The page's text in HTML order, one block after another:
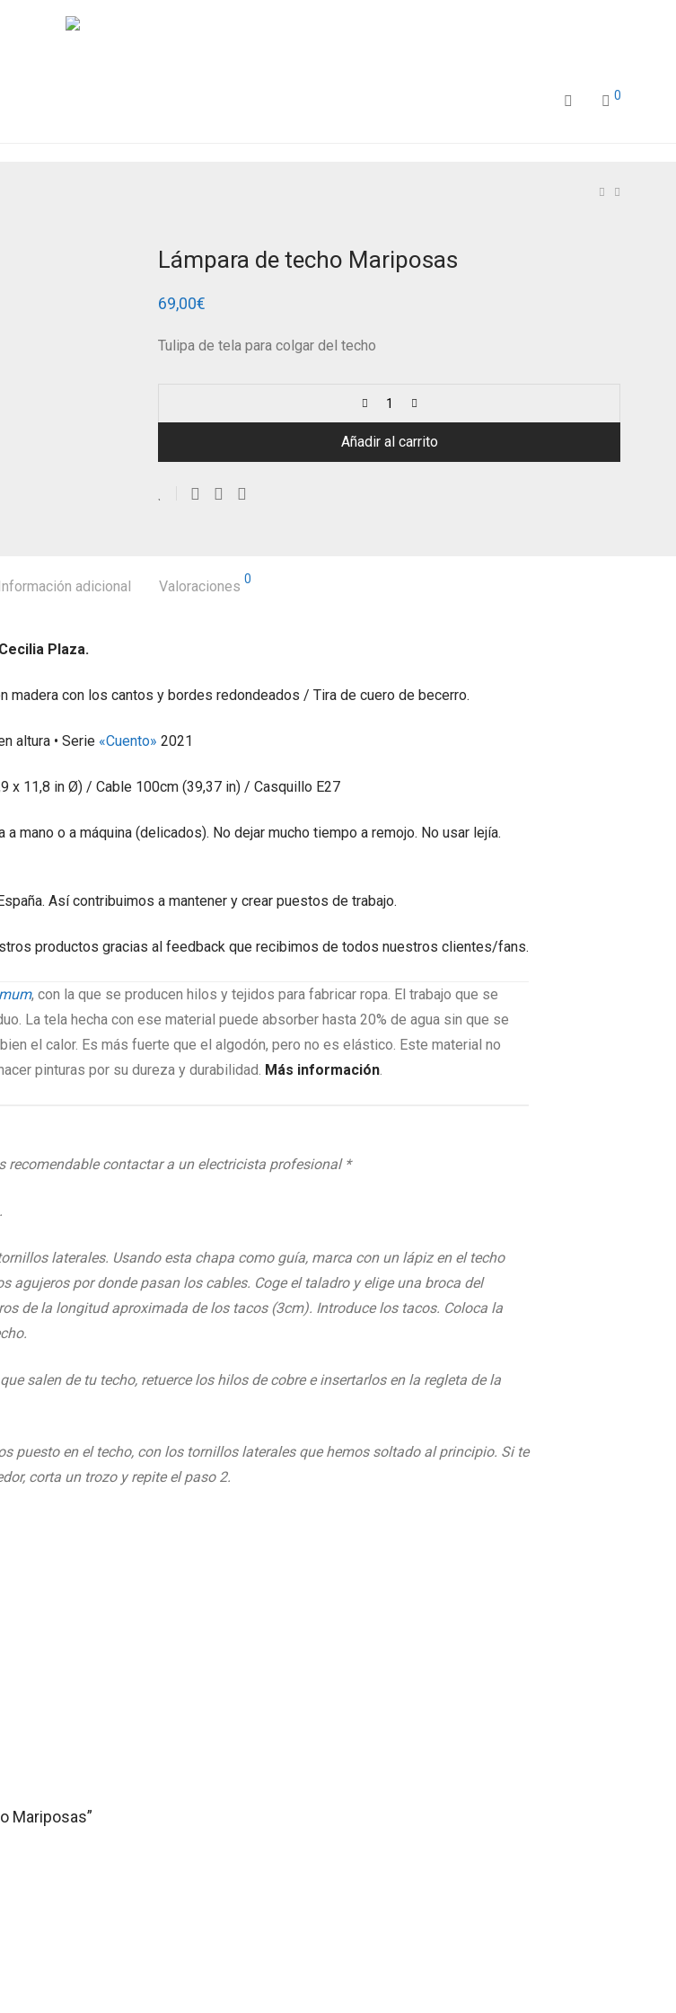
0
Lámpara de techo Mariposas
69,00€
Tulipa de tela para colgar del techo
Añadir al carrito
adicional Valoraciones 0
Plaza.
madera con los cantos y bordes redondeados / Tira de cuero de becerro.
altura • Serie «Cuento» 2021
x 11,8 in Ø) / Cable 100cm (39,37 in) / Casquillo E27
mano o a máquina (delicados). No dejar mucho tiempo a remojo. No usar lejía.
Así contribuimos a mantener y crear puestos de trabajo.
productos gracias al feedback que recibimos de todos nuestros clientes/fans.
, con la que se producen hilos y tejidos para fabricar ropa. El trabajo que se
La tela hecha con ese material puede absorber hasta 20% de agua sin que se
el calor. Es más fuerte que el algodón, pero no es elástico. Este material no
pinturas por su dureza y durabilidad. Más información.​
recomendable contactar a un electricista profesional *
laterales. Usando esta chapa como guía, marca con un lápiz en el techo
agujeros por donde pasan los cables. Coge el taladro y elige una broca del
de la longitud aproximada de los tacos (3cm). Introducelos tacos. Coloca la
salen de tu techo, retuerce los hilos de cobre e insertarlos en la regleta de la
puesto en el techo, con los tornillos laterales que hemos soltado al principio. Si te
corta un trozo y repite el paso 2.
Mariposas”